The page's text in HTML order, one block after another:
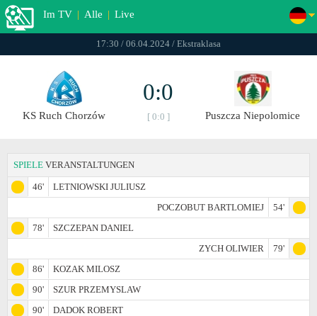
Im TV | Alle | Live
17:30 / 06.04.2024 / Ekstraklasa
KS Ruch Chorzów
0:0
[ 0:0 ] Puszcza Niepolomice
SPIELE VERANSTALTUNGEN
46'
LETNIOWSKI JULIUSZ
POCZOBUT BARTLOMIEJ
54'
78'
SZCZEPAN DANIEL
ZYCH OLIWIER
79'
86'
KOZAK MILOSZ
90'
SZUR PRZEMYSLAW
90'
DADOK ROBERT